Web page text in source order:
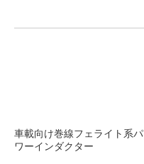
車載向け巻線フェライト系パ
ワーインダクター